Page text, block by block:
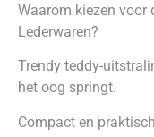
Waarom kiezen voor
Lederwaren?
Trendy teddy-
het oog springt.
Compact en